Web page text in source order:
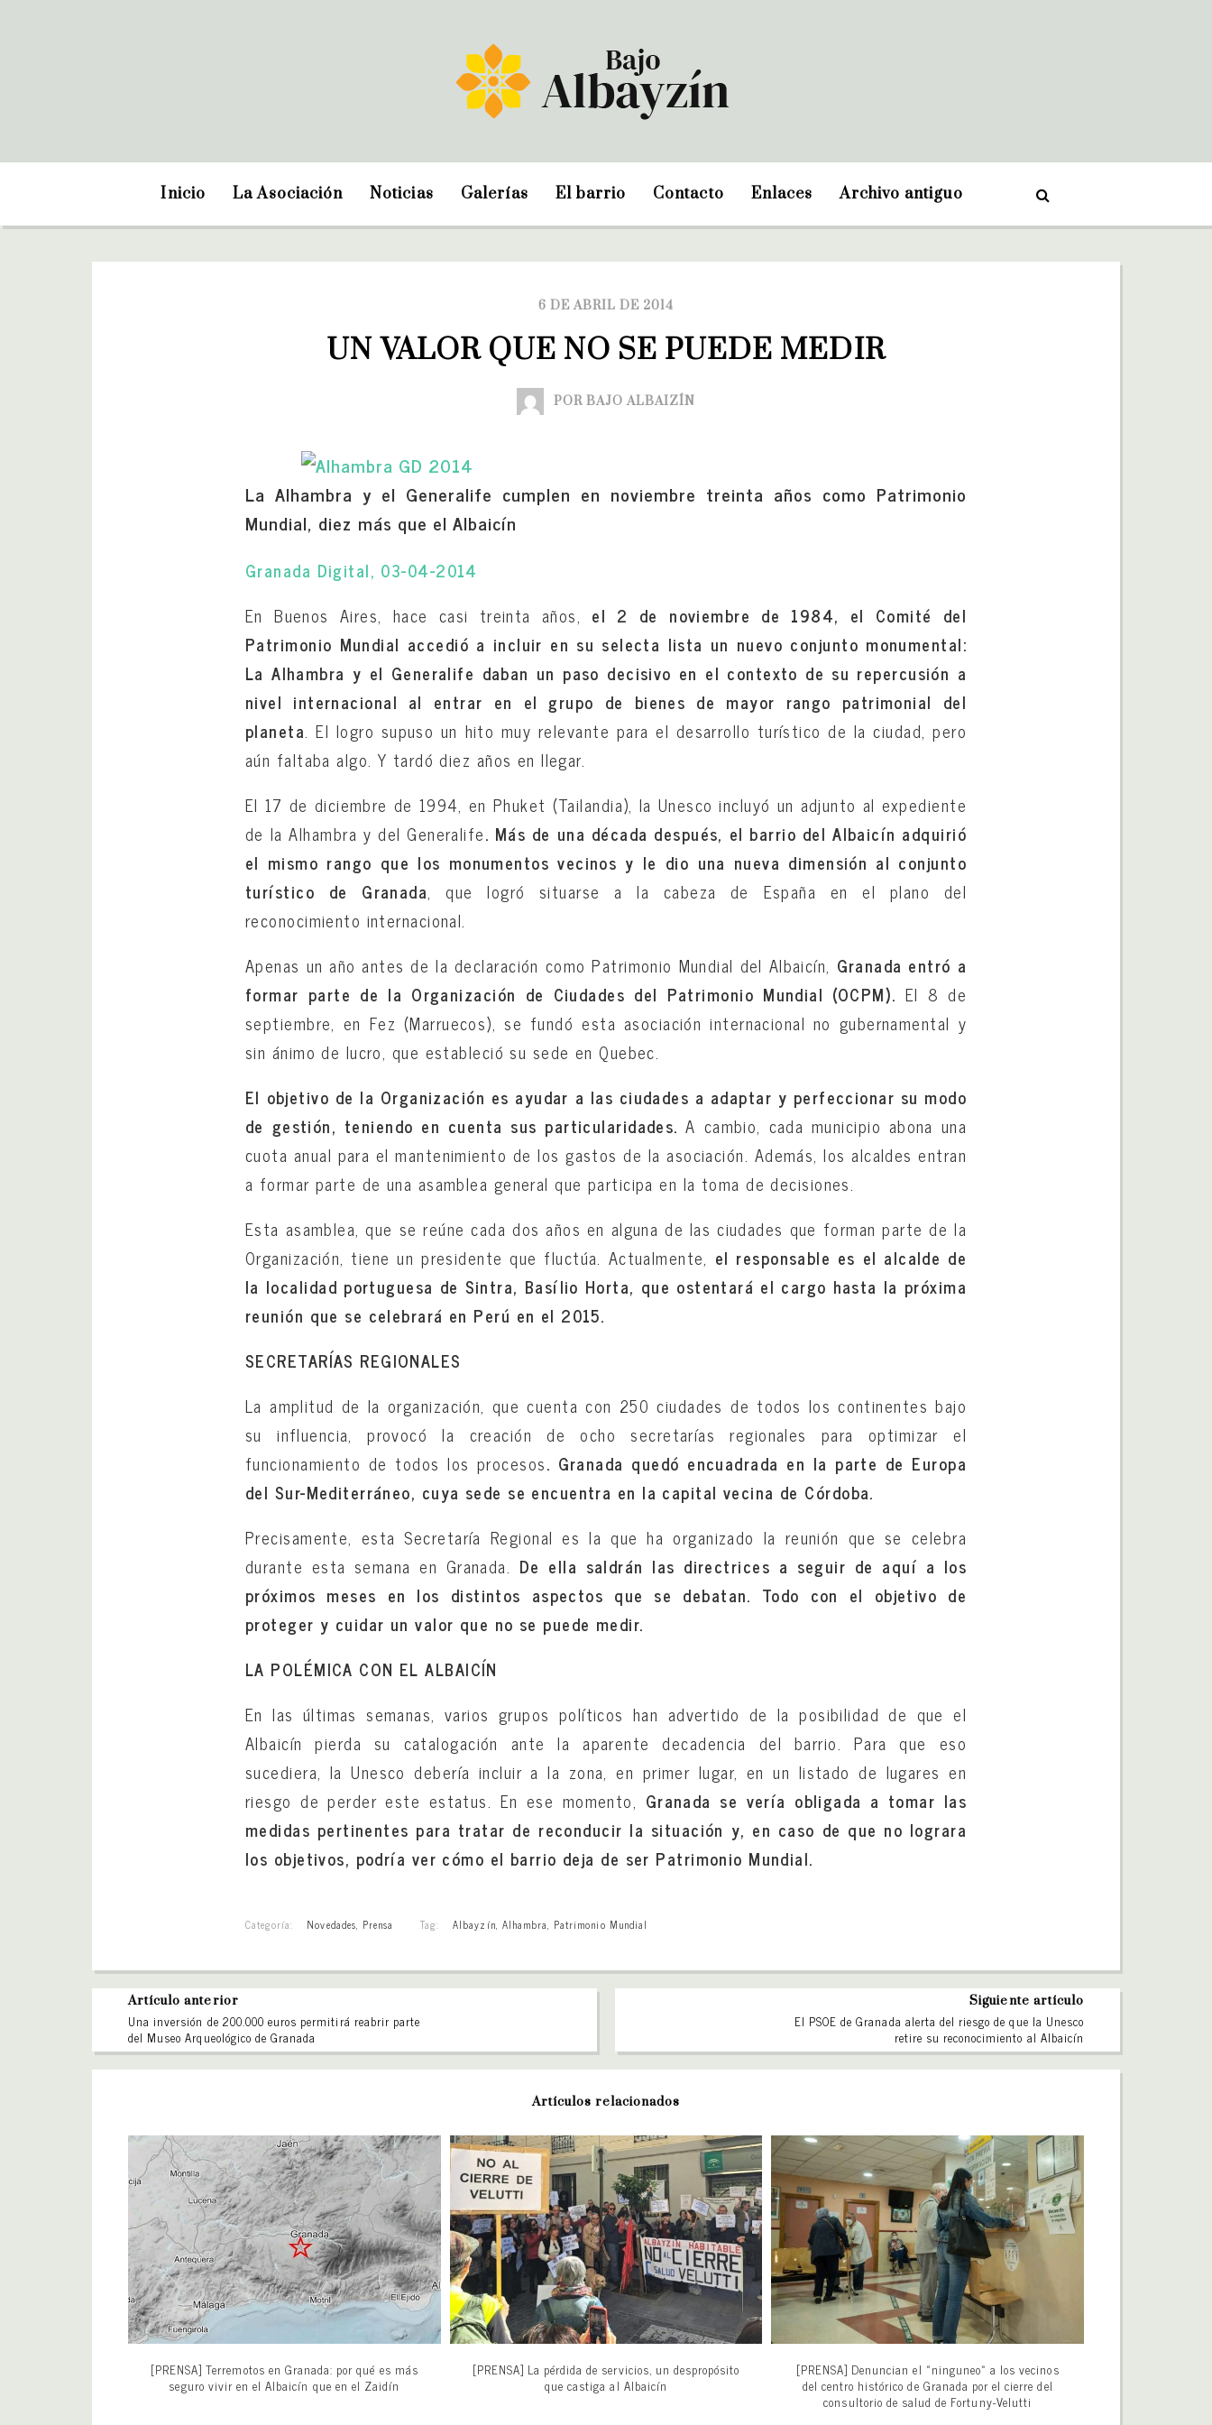
Inicio La Asociación Noticias Galerías El barrio Contacto Enlaces Archivo antiguo
6 DE ABRIL DE 2014
UN VALOR QUE NO SE PUEDE MEDIR
POR BAJO ALBAIZÍN
La Alhambra y el Generalife cumplen en noviembre treinta años como Patrimonio
Mundial, diez más que el Albaicín
Granada Digital, 03-04-2014
En Buenos Aires, hace casi treinta años, el 2 de noviembre de 1984, el Comité del
Patrimonio Mundial accedió a incluir en su selecta lista un nuevo conjunto monumental:
La Alhambra y el Generalife daban un paso decisivo en el contexto de su repercusión a
nivel internacional al entrar en el grupo de bienes de mayor rango patrimonial del
planeta. El logro supuso un hito muy relevante para el desarrollo turístico de la ciudad, pero
aún faltaba algo. Y tardó diez años en llegar.
El 17 de diciembre de 1994, en Phuket (Tailandia), la Unesco incluyó un adjunto al expediente
de la Alhambra y del Generalife. Más de una década después, el barrio del Albaicín adquirió
el mismo rango que los monumentos vecinos y le dio una nueva dimensión al conjunto
turístico de Granada, que logró situarse a la cabeza de España en el plano del
reconocimiento internacional.
Apenas un año antes de la declaración como Patrimonio Mundial del Albaicín, Granada entró a
formar parte de la Organización de Ciudades del Patrimonio Mundial (OCPM). El 8 de
septiembre, en Fez (Marruecos), se fundó esta asociación internacional no gubernamental y
sin ánimo de lucro, que estableció su sede en Quebec.
El objetivo de la Organización es ayudar a las ciudades a adaptar y perfeccionar su modo
de gestión, teniendo en cuenta sus particularidades. A cambio, cada municipio abona una
cuota anual para el mantenimiento de los gastos de la asociación. Además, los alcaldes entran
a formar parte de una asamblea general que participa en la toma de decisiones.
Esta asamblea, que se reúne cada dos años en alguna de las ciudades que forman parte de la
Organización, tiene un presidente que fluctúa. Actualmente, el responsable es el alcalde de
la localidad portuguesa de Sintra, Basílio Horta, que ostentará el cargo hasta la próxima
reunión que se celebrará en Perú en el 2015.
SECRETARÍAS REGIONALES
La amplitud de la organización, que cuenta con 250 ciudades de todos los continentes bajo
su influencia, provocó la creación de ocho secretarías regionales para optimizar el
funcionamiento de todos los procesos. Granada quedó encuadrada en la parte de Europa
del Sur-Mediterráneo, cuya sede se encuentra en la capital vecina de Córdoba.
Precisamente, esta Secretaría Regional es la que ha organizado la reunión que se celebra
durante esta semana en Granada. De ella saldrán las directrices a seguir de aquí a los
próximos meses en los distintos aspectos que se debatan. Todo con el objetivo de
proteger y cuidar un valor que no se puede medir.
LA POLÉMICA CON EL ALBAICÍN
En las últimas semanas, varios grupos políticos han advertido de la posibilidad de que el
Albaicín pierda su catalogación ante la aparente decadencia del barrio. Para que eso
sucediera, la Unesco debería incluir a la zona, en primer lugar, en un listado de lugares en
riesgo de perder este estatus. En ese momento, Granada se vería obligada a tomar las
medidas pertinentes para tratar de reconducir la situación y, en caso de que no lograra
los objetivos, podría ver cómo el barrio deja de ser Patrimonio Mundial.
Categoría: Novedades Prensa Tag: Albayzín Alhambra Patrimonio Mundial
Artículo anterior
Una inversión de 200.000 euros permitirá reabrir parte
del Museo Arqueológico de Granada
Siguiente artículo
El PSOE de Granada alerta del riesgo de que la Unesco
retire su reconocimiento al Albaicín
Artículos relacionados
[PRENSA] Terremotos en Granada: por qué es más
seguro vivir en el Albaicín que en el Zaidín
[PRENSA] La pérdida de servicios, un despropósito
que castiga al Albaicín
[PRENSA] Denuncian el «ninguneo» a los vecinos
del centro histórico de Granada por el cierre del
consultorio de salud de Fortuny-Velutti